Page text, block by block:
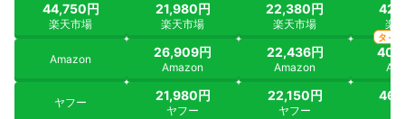
44,750円
楽天市場
Amazon
ヤフー
21,980円
楽天市場
26,909円
Amazon
21,980円
ヤフー
22,380円
楽天市場
22,436円
Amazon
22,150円
ヤフー
楽
タイ